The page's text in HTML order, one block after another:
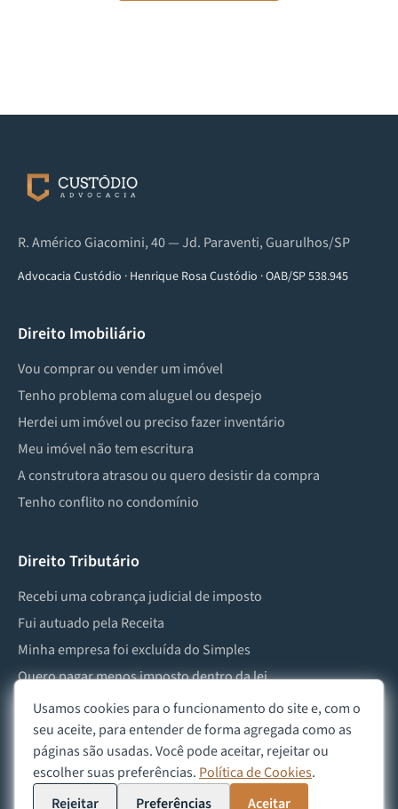
R. Américo Giacomini, 40 — Jd. Paraventi, Guarulhos/SP
Advocacia Custódio · Henrique Rosa Custódio ·OAB/SP 538.945
Direito Imobiliário
Vou comprar ou vender um imóvel
Tenho problema com aluguel ou despejo
Herdei um imóvel ou preciso fazer inventário
Meu imóvel não tem escritura
A construtora atrasou ou quero desistir da compra
Tenho conflito no condomínio
Direito Tributário
Recebi uma cobrança judicial de imposto
Fui autuado pela Receita
Minha empresa foi excluída do Simples
Quero pagar menos imposto dentro da lei
Preciso lidar com imposto de herança ou doação
2026Advocacia Custódio
Política de Privacidade Política de Cookies Aviso Legal
Usamos cookies para o funcionamento do site e, com o
seu aceite, para entender de forma agregada como as
páginas são usadas. Você pode aceitar, rejeitar ou
escolher suas preferências. Política de Cookies.
Rejeitar
Preferências Aceitar